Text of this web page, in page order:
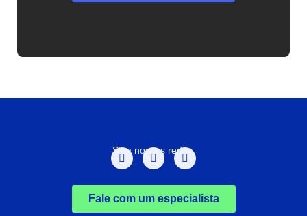
Siga nossas redes:
Fale com um especialista